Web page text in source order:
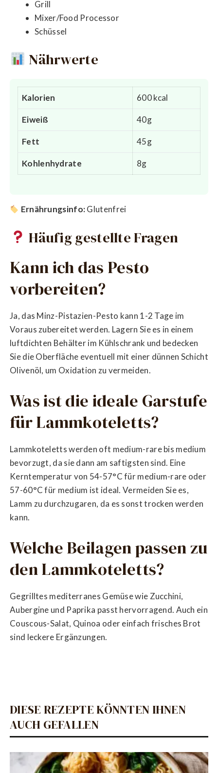
Grill
Mixer/Food Processor
Schüssel
Nährwerte
Kalorien 600 kcal
Eiweiß 40g
Fett 45g
Kohlenhydrate 8g
Ernährungsinfo:Glutenfrei
Häufig gestellte Fragen
Kann ich das Pesto
vorbereiten?
Ja, das Minz-Pistazien-Pesto kann 1-2 Tage im
Voraus zubereitet werden. Lagern Sie es in einem
luftdichten Behälter im Kühlschrank und bedecken
Sie die Oberfläche eventuell mit einer dünnen Schicht
Olivenöl, um Oxidation zu vermeiden.
Was ist die ideale Garstufe
für Lammkoteletts?
Lammkoteletts werden oft medium-rare bis medium
bevorzugt, da sie dann am saftigsten sind. Eine
Kerntemperatur von 54-57°C für medium-rare oder
57-60°C für medium ist ideal. Vermeiden Sie es,
Lamm zu durchzugaren, da es sonst trocken werden
kann.
Welche Beilagen passen zu
den Lammkoteletts?
Gegrilltes mediterranes Gemüse wie Zucchini,
Aubergine und Paprika passt hervorragend. Auch ein
Couscous-Salat, Quinoa oder einfach frisches Brot
sind leckere Ergänzungen.
DIESE REZEPTE KÖNNTEN IHNEN
AUCH GEFALLEN